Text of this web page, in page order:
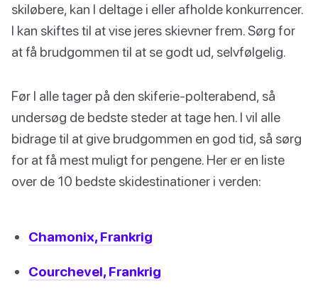
skiløbere, kan I deltage i eller afholde konkurrencer.
I kan skiftes til at vise jeres skievner frem. Sørg for
at få brudgommen til at se godt ud, selvfølgelig.
Før I alle tager på den skiferie-polterabend, så
undersøg de bedste steder at tage hen. I vil alle
bidrage til at give brudgommen en god tid, så sørg
for at få mest muligt for pengene. Her er en liste
over de 10 bedste skidestinationer i verden:
Chamonix, Frankrig
Courchevel, Frankrig